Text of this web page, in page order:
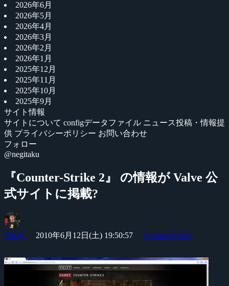
2026年6月
2026年5月
2026年4月
2026年3月
2026年2月
2026年1月
2025年12月
2025年11月
2025年10月
2025年9月
サイト情報
サイトについて configデータファイル ニュース投稿・情報提
供 プライバシーポリシー お問い合わせ
フォロー
@negitaku
『Counter-Strike 2』 の情報が Valve 公
式サイトに掲載?
Yossy 2010年6月12日(土) 19:50:57 Counter-Strike